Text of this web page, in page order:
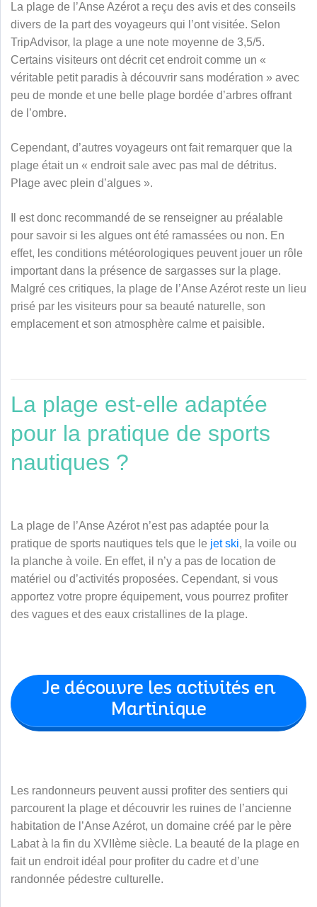
La plage de l’Anse Azérot a reçu des avis et des conseils
divers de la part des voyageurs qui l’ont visitée. Selon
TripAdvisor, la plage a une note moyenne de 3,5/5.
Certains visiteurs ont décrit cet endroit comme un «
véritable petit paradis à découvrir sans modération » avec
peu de monde et une belle plage bordée d’arbres offrant
de l’ombre.
Cependant, d’autres voyageurs ont fait remarquer que la
plage était un « endroit sale avec pas mal de détritus.
Plage avec plein d’algues ».
Il est donc recommandé de se renseigner au préalable
pour savoir si les algues ont été ramassées ou non. En
effet, les conditions météorologiques peuvent jouer un rôle
important dans la présence de sargasses sur la plage.
Malgré ces critiques, la plage de l’Anse Azérot reste un lieu
prisé par les visiteurs pour sa beauté naturelle, son
emplacement et son atmosphère calme et paisible.
La plage est-elle adaptée
pour la pratique de sports
nautiques ?
La plage de l’Anse Azérot n’est pas adaptée pour la
pratique de sports nautiques tels que le jet ski, la voile ou
la planche à voile. En effet, il n’y a pas de location de
matériel ou d’activités proposées. Cependant, si vous
apportez votre propre équipement, vous pourrez profiter
des vagues et des eaux cristallines de la plage.
Je découvre les activités en
Martinique
Les randonneurs peuvent aussi profiter des sentiers qui
parcourent la plage et découvrir les ruines de l’ancienne
habitation de l’Anse Azérot, un domaine créé par le père
Labat à la fin du XVIIème siècle. La beauté de la plage en
fait un endroit idéal pour profiter du cadre et d’une
randonnée pédestre culturelle.